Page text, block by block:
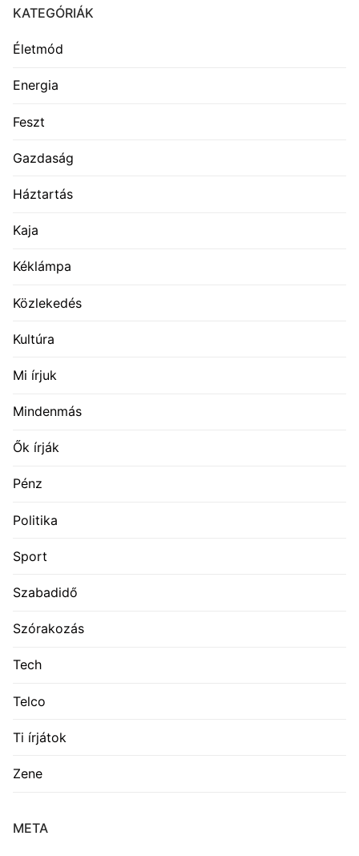
KATEGÓRIÁK
Életmód
Energia
Feszt
Gazdaság
Háztartás
Kaja
Kéklámpa
Közlekedés
Kultúra
Mi írjuk
Mindenmás
Ők írják
Pénz
Politika
Sport
Szabadidő
Szórakozás
Tech
Telco
Ti írjátok
Zene
META